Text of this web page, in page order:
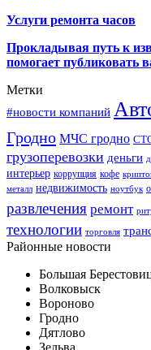
Услуги ремонта часов
Прокладывая путь к
помогает
Метки
#новости компаний
Гродно МЧС гродно
грузоперевозки деньги
интерьер коррупция кофе
металл недвижимость ноутбук
развлечения ремонт
технологии торговля
Районные новости
Большая
Волковыск
Вороново
Гродно
Дятлово
Зельва